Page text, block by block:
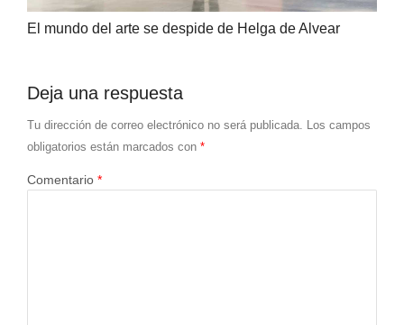
El mundo del arte se despide de Helga de Alvear
Deja una respuesta
Tu dirección de correo electrónico no será publicada. Los campos
obligatorios están marcados con *
Comentario *